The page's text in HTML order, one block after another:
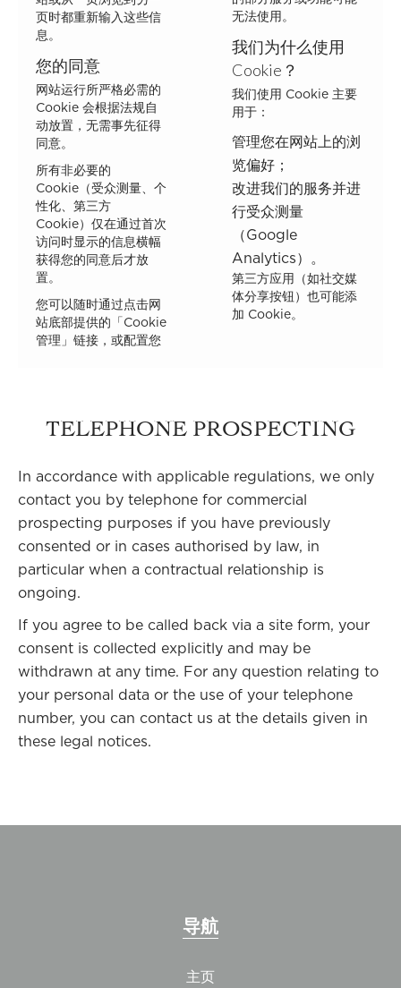
页时都重新输入这些信
息。
您的同意
网站运行所严格必需的
Cookie 会根据法规自
动放置，无需事先征得
同意。
所有非必要的
Cookie（受众测量、个
性化、第三方
Cookie）仅在通过首次
访问时显示的信息横幅
获得您的同意后才放
置。
您可以随时通过点击网
站底部提供的「Cookie
管理」链接，或配置您
无法使用。
我们为什么使用
Cookie？
我们使用 Cookie 主要
用于：
管理您在网站上的浏
览偏好；
改进我们的服务并进
行受众测量
（Google
Analytics）。
第三方应用（如社交媒
体分享按钮）也可能添
加 Cookie。
TELEPHONE PROSPECTING
In accordance with applicable regulations, we only
contact you by telephone for commercial
prospecting purposes if you have previously
consented or in cases authorised by law, in
particular when a contractual relationship is
ongoing.
If you agree to be called back via a site form, your
consent is collected explicitly and may be
withdrawn at any time. For any question relating to
your personal data or the use of your telephone
number, you can contact us at the details given in
these legal notices.
导航
主页